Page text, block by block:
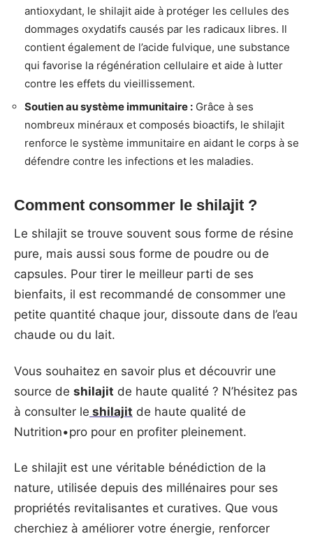
antioxydant, le shilajit aide à protéger les cellules des
dommages oxydatifs causés par les radicaux libres. Il
contient également de l’acide fulvique, une substance
qui favorise la régénération cellulaire et aide à lutter
contre les effets du vieillissement.
Soutien au système immunitaire : Grâce à ses
nombreux minéraux et composés bioactifs, le shilajit
renforce le système immunitaire en aidant le corps à se
défendre contre les infections et les maladies.
Comment consommer le shilajit ?
Le shilajit se trouve souvent sous forme de résine
pure, mais aussi sous forme de poudre ou de
capsules. Pour tirer le meilleur parti de ses
bienfaits, il est recommandé de consommer une
petite quantité chaque jour, dissoute dans de l’eau
chaude ou du lait.
Vous souhaitez en savoir plus et découvrir une
source de shilajit de haute qualité ? N’hésitez pas
à consulter le shilajit de haute qualité de
Nutrition•pro pour en profiter pleinement.
Le shilajit est une véritable bénédiction de la
nature, utilisée depuis des millénaires pour ses
propriétés revitalisantes et curatives. Que vous
cherchiez à améliorer votre énergie, renforcer